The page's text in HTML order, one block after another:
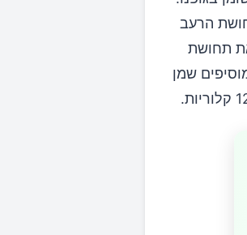
הרעב
תחושת
שמן